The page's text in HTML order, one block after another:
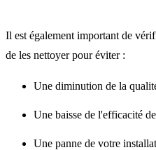
Il est également important de
de les nettoyer pour éviter :
Une diminution de la
Une baisse de l'efficacité
Une panne de votre